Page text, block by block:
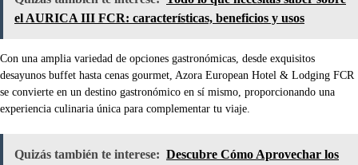
el AURICA III FCR: características, beneficios y usos
Con una amplia variedad de opciones gastronómicas, desde exquisitos
desayunos buffet hasta cenas gourmet, Azora European Hotel & Lodging FCR
se convierte en un destino gastronómico en sí mismo, proporcionando una
experiencia culinaria única para complementar tu viaje.
Quizás también te interese: Descubre Cómo Aprovechar los